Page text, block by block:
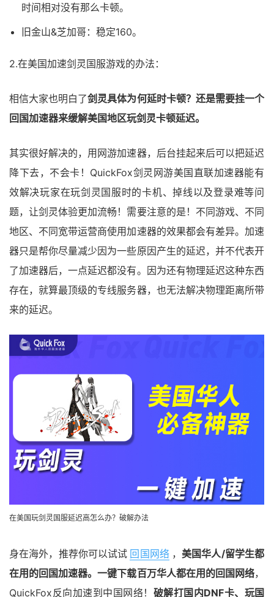
时间相对没有那么卡顿。
旧金山&芝加哥：稳定160。
2.在美国加速剑灵国服游戏的办法：
相信大家也明白了剑灵具体为何延时卡顿？还是需要挂一个
回国加速器来缓解美国地区玩剑灵卡顿延迟。
其实很好解决的，用网游加速器，后台挂起来后可以把延迟
降下去，不会卡！QuickFox剑灵网游美国直联加速器能有
效解决玩家在玩剑灵国服时的卡机、掉线以及登录难等问
题，让剑灵体验更加流畅！需要注意的是！不同游戏、不同
地区、不同宽带运营商使用加速器的效果都会有差异。加速
器只是帮你尽量减少因为一些原因产生的延迟，并不代表开
了加速器后，一点延迟都没有。因为还有物理延迟这种东西
存在，就算最顶级的专线服务器，也无法解决物理距离所带
来的延迟。
在美国玩剑灵国服延迟高怎么办？破解办法
身在海外，推荐你可以试试 回国网络 ， 美国华人/留学生都
在用的回国加速器。一键下载百万华人都在用的回国网络，
QuickFox反向加速到中国网络！ 破解打国内DNF卡、玩国